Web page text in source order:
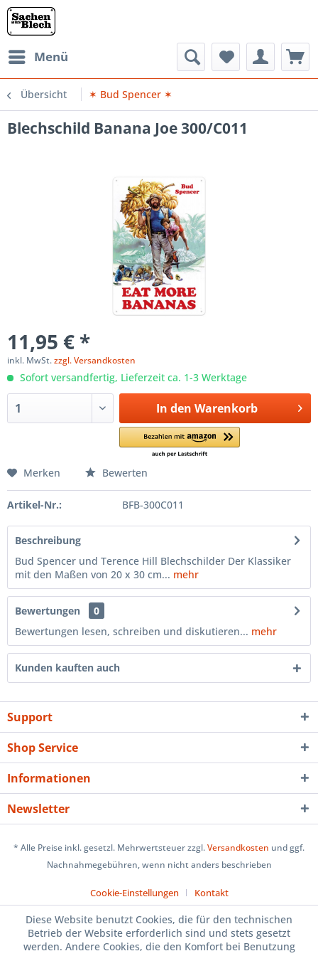
Menü
Übersicht ✶ Bud Spencer ✶
Blechschild Banana Joe 300/C011
11,95 € *
inkl. MwSt.zzgl. Versandkosten
Sofort versandfertig, Lieferzeit ca. 1-3 Werktage
In den Warenkorb
Merken Bewerten
Artikel-Nr.: BFB-300C011
Beschreibung
Bud Spencer und Terence Hill Blechschilder Der Klassiker
mit den Maßen von 20 x 30 cm... mehr
Bewertungen
0
Bewertungen lesen, schreiben und diskutieren... mehr
Kunden kauften auch
Support
Shop Service
Informationen
Newsletter
* Alle Preise inkl. gesetzl. Mehrwertsteuer zzgl.Versandkosten und ggf.
Nachnahmegebühren, wenn nicht anders beschrieben
Cookie-Einstellungen Kontakt
Diese Website benutzt Cookies, die für den technischen
Betrieb der Website erforderlich sind und stets gesetzt
werden. Andere Cookies, die den Komfort bei Benutzung